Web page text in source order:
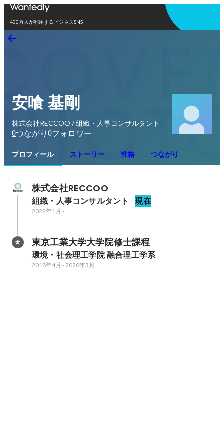
400万人が利用するビジネスSNS
アプリを使う
安喰 基剛
株式会社RECCOO / 組織・人事コンサルタント
0つながり 0フォロワー
プロフィール ストーリー 性格 つながり
株式会社RECCOO
組織・人事コンサルタント 現在
2022年1月 -
東京工業大学大学院修士課程
環境・社会理工学院 融合理工学系
2018年4月 -2020年3月